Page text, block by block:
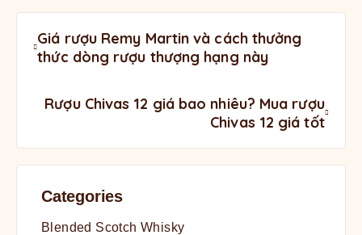
Giá rượu Remy Martin và cách thưởng
thức dòng rượu thượng hạng này
Rượu Chivas 12 giá bao nhiêu? Mua rượu
Chivas 12 giá tốt
Categories
Blended Scotch Whisky